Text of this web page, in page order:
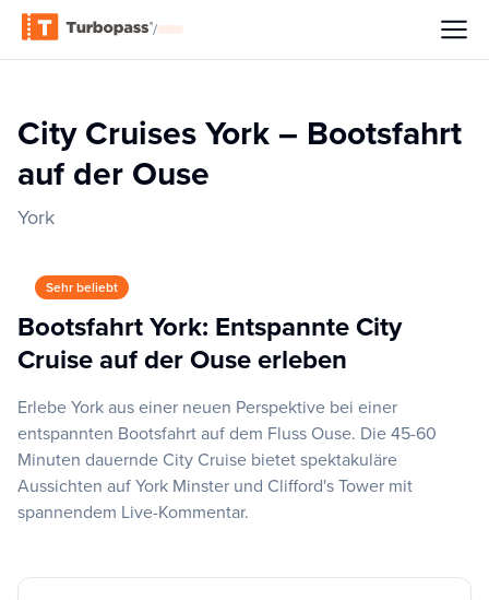
/
City Cruises York – Bootsfahrt
auf der Ouse
York
Sehr beliebt
Bootsfahrt York: Entspannte City
Cruise auf der Ouse erleben
Erlebe York aus einer neuen Perspektive bei einer
entspannten Bootsfahrt auf dem Fluss Ouse. Die 45-60
Minuten dauernde City Cruise bietet spektakuläre
Aussichten auf York Minster und Clifford's Tower mit
spannendem Live-Kommentar.